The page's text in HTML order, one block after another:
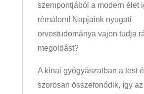
szempontjából a modern élet
rémálom! Napjaink nyugati
orvostudománya vajon tudja
megoldást?
A kínai gyógyászatban a test
szorosan összefonódik, így